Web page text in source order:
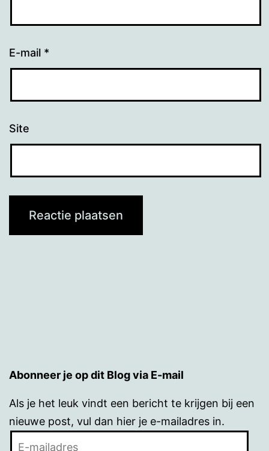
E-mail *
Site
Abonneer je op dit Blog via E-mail
Als je het leuk vindt een bericht te krijgen bij een
nieuwe post, vul dan hier je e-mailadres in.